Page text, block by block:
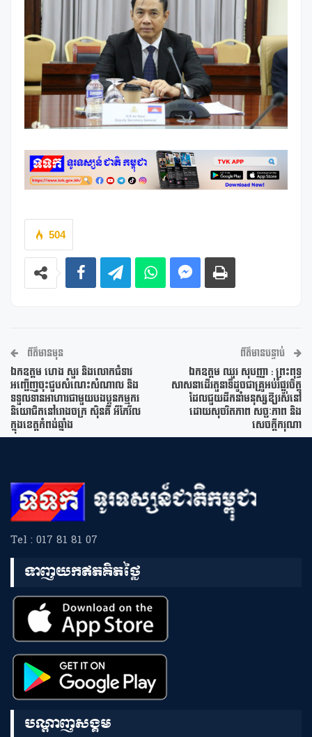
504
ព័ត៌មានមុន
ឯកឧត្តម ហេង សួរ និងលោកជំទាវ
អញ្ជើញចុះជួបសំណេះសំណាល និង
ទទួលទានអាហារជាមួយបងប្អូនកម្មករ
និយោជិតនៅរោងចក្រ ស៊ិនគី អឹភែរឹល
ក្នុងខេត្តកំពង់ឆ្នាំង
ព័ត៌មានបន្ទាប់
ឯកឧត្តម ឈួរ សុបញ្ញា : ព្រះពុទ្ធ
សាសនាដើរតួនាទីដូចជាគ្រូអប់រំផ្លូវចិត្ត
ដែលជួយដឹកនាំមនុស្សឱ្យរស់នៅ
ដោយសុចរិតភាព សច្ចៈភាព និង
សេចក្តីករុណា
Tel : 017 81 81 07
ទាញយកឥតគិតថ្លៃ
បណ្តាញសង្គម